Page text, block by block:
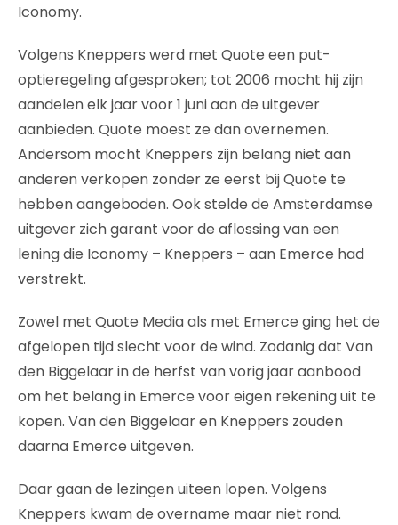
Iconomy.
Volgens Kneppers werd met Quote een put-
optieregeling afgesproken; tot 2006 mocht hij zijn
aandelen elk jaar voor 1 juni aan de uitgever
aanbieden. Quote moest ze dan overnemen.
Andersom mocht Kneppers zijn belang niet aan
anderen verkopen zonder ze eerst bij Quote te
hebben aangeboden. Ook stelde de Amsterdamse
uitgever zich garant voor de aflossing van een
lening die Iconomy – Kneppers – aan Emerce had
verstrekt.
Zowel met Quote Media als met Emerce ging het de
afgelopen tijd slecht voor de wind. Zodanig dat Van
den Biggelaar in de herfst van vorig jaar aanbood
om het belang in Emerce voor eigen rekening uit te
kopen. Van den Biggelaar en Kneppers zouden
daarna Emerce uitgeven.
Daar gaan de lezingen uiteen lopen. Volgens
Kneppers kwam de overname maar niet rond.